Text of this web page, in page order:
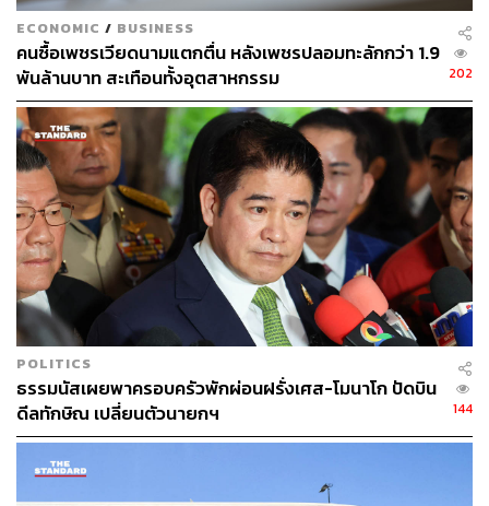
The Taste
เรามาลองอาหารของที่นี่ 2 มื้อ มื้อแรกเป็นดินเนอร์ในห้อง
ไพรเวต ที่จัดเต็มครบทุกเมนูหลักที่นำไปเสิร์ฟที่ไทย และอีก
มื้อเป็น Brunch มื้อสาย ที่ทำให้บ่ายวันหยุดกลายเป็นแหล่ง
แฮงเอาต์กับผู้คนได้สนุกมาก
หนึ่งในเมนูที่ห้ามพลาดคือ Warm Prawns with Olive Oil &
Lemon
กุ้งทะเลเสิร์ฟอุ่นราดน้ำมันมะกอกและเลมอน แลดู
เรียบง่ายแต่กลับสดชื่นและอร่อยเกินคาด หรือจะเป็น
Escargots with Garlic Butter & Parsleyหอยทากอบเนย
กระเทียมหอมเข้มข้นแบบฝรั่งเศสกินคู่ขนมปังกรอบแล้วหยุด
ไม่ได้
อีกจานที่หลายคนรอคือ
อบเกลือทั้งตัวที่เนื้อฉ่ำและหวานมาก เสิร์ฟมาจานใหญ่ๆ
ECONOMIC / BUSINESS
คนซื้อเพชรเวียดนามแตกตื่น หลังเพชรปลอมทะลักกว่า 1.9
พันล้านบาท สะเทือนทั้งอุตสาหกรรม
202
POLITICS
ธรรมนัสเผยพาครอบครัวพักผ่อนฝรั่งเศส-โมนาโก ปัดบิน
ดีลทักษิณ เปลี่ยนตัวนายกฯ
144